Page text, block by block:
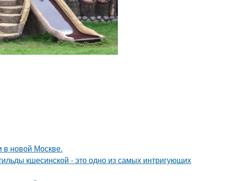
в новой Москве.
кшесинской - это одно из самых интригующих